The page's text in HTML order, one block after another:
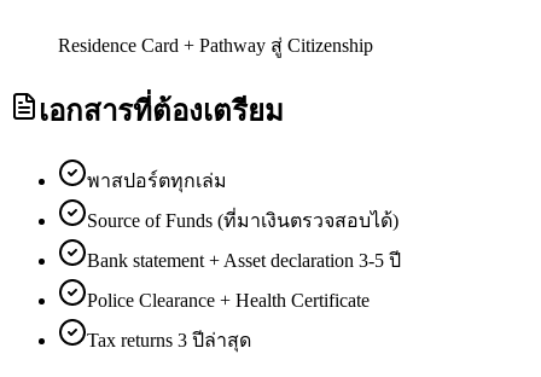
Residence Card + Pathway สู่ Citizenship
เอกสารที่ต้องเตรียม
พาสปอร์ตทุกเล่ม
Source of Funds (ที่มาเงินตรวจสอบได้)
Bank statement + Asset declaration 3-5 ปี
Police Clearance + Health Certificate
Tax returns 3 ปีล่าสุด